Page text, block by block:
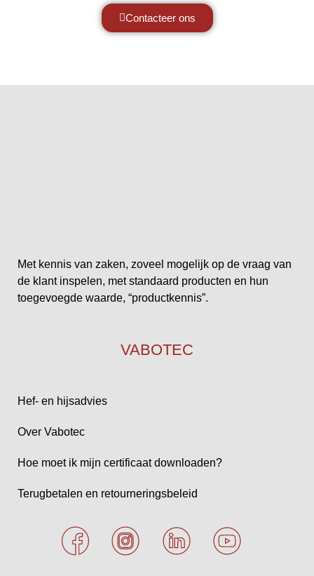
Contacteer ons
Met kennis van zaken, zoveel mogelijk op de vraag van
de klant inspelen, met standaard producten en hun
toegevoegde waarde, “productkennis”.
VABOTEC
Hef- en hijsadvies
Over Vabotec
Hoe moet ik mijn certificaat downloaden?
Terugbetalen en retourneringsbeleid